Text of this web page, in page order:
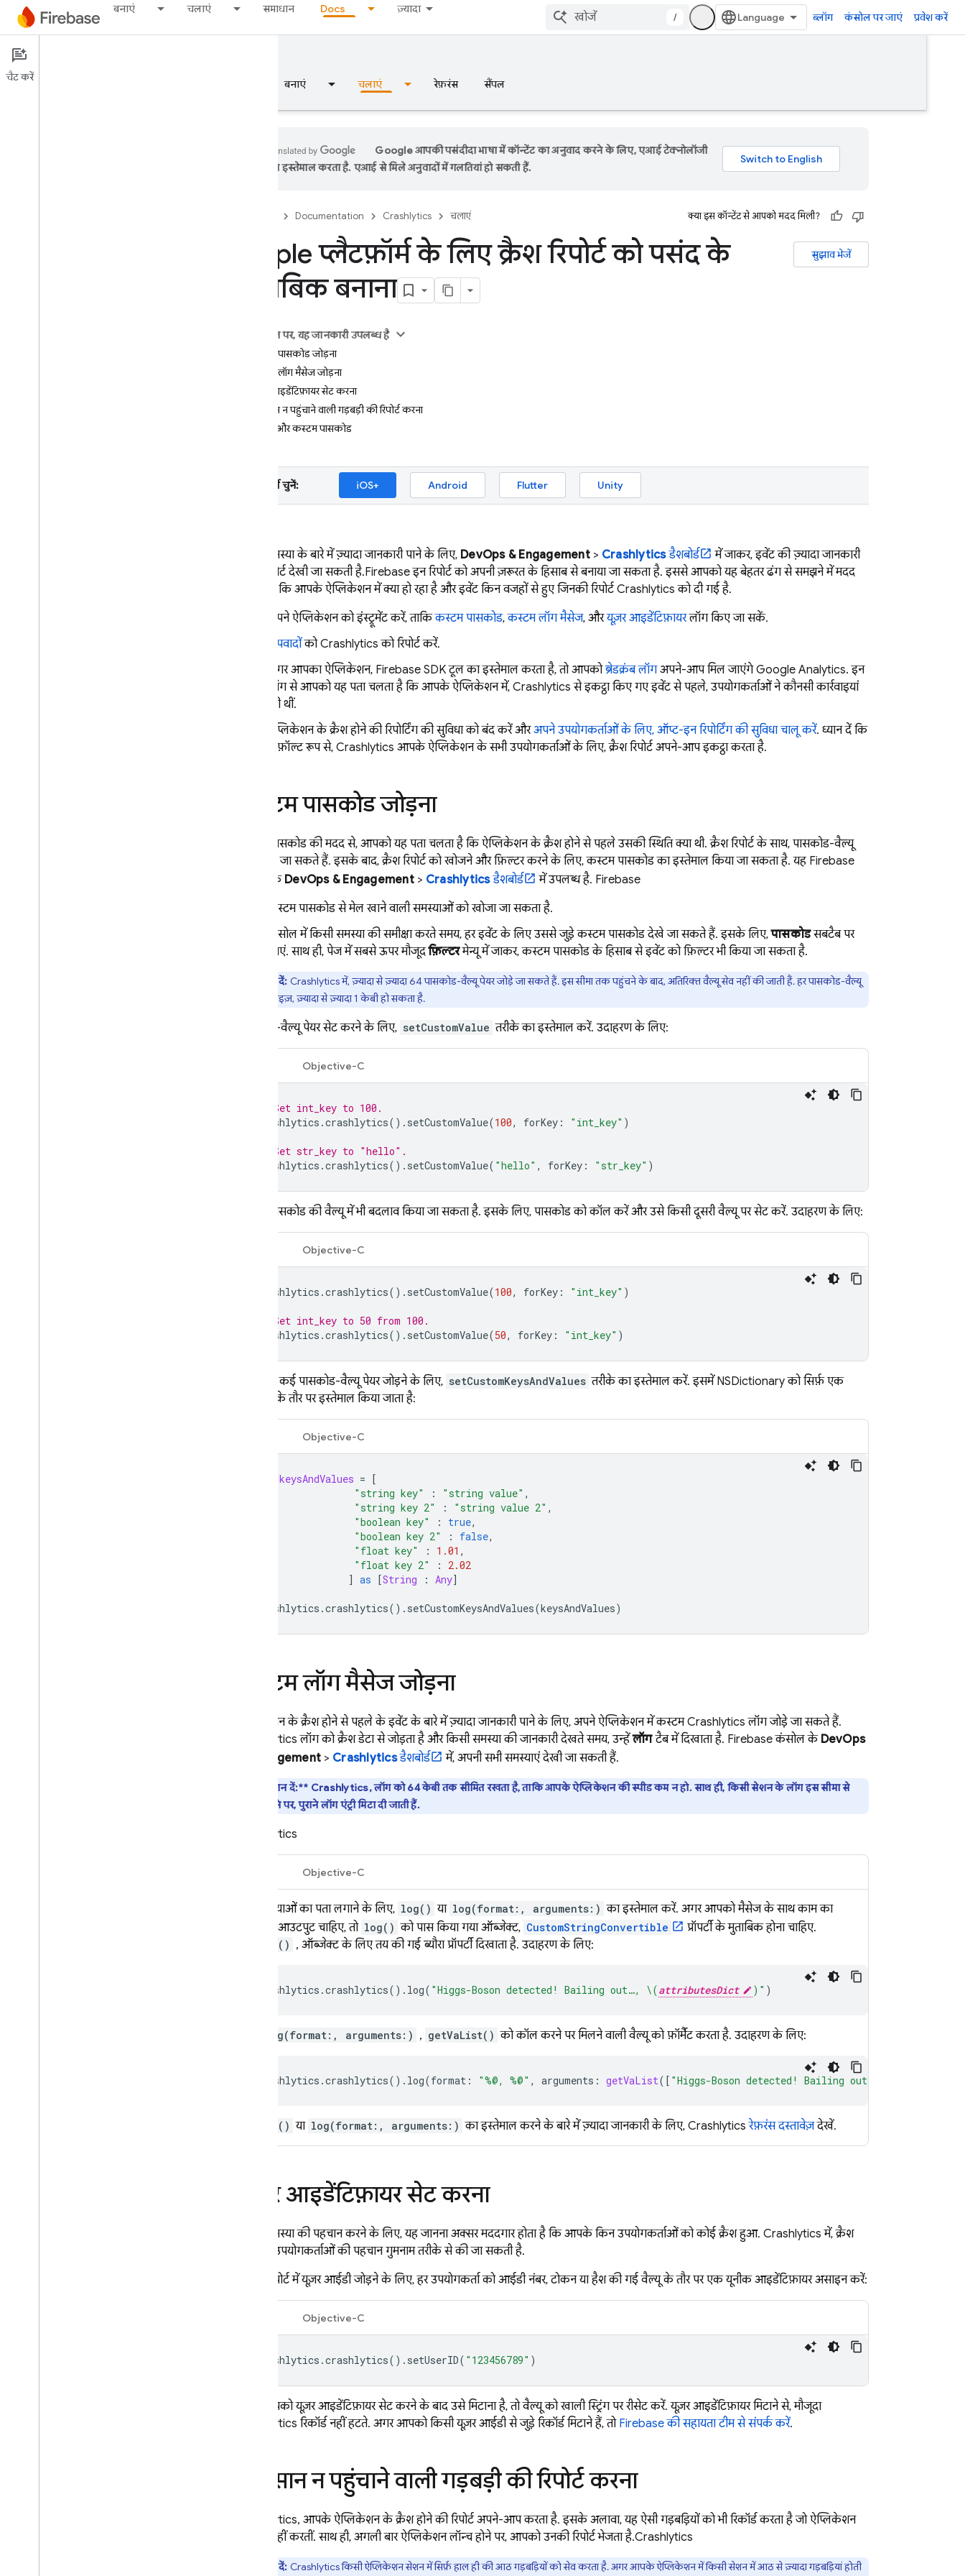
बनाएं चलाएं समाधान Docs ज़्यादा
/ ब्लॉग कंसोल पर जाएं प्रवेश करें
Documentation
खास जानकारी बनाएं चलाएं रेफ़रंस सैंपल
Google आपकी पसंदीदा भाषा में कॉन्टेंट का अनुवाद करने के लिए, एआई टेक्नोलॉजी
का इस्तेमाल करता है. एआई से मिले अनुवादों में गलतियां हो सकती हैं.
Documentation Crashlytics चलाएं क्या इस कॉन्टेंट से आपको मदद मिली?
सुझाव भेजें
Apple प्लैटफ़ॉर्म के लिए क्रैश रिपोर्ट को पसंद के
मुताबिक बनाना
इस पेज पर, यह जानकारी उपलब्ध है
कस्टम पासकोड जोड़ना
कस्टम लॉग मैसेज जोड़ना
यूज़र आइडेंटिफ़ायर सेट करना
नुकसान न पहुंचाने वाली गड़बड़ी की रिपोर्ट करना
लॉग और कस्टम पासकोड
प्लेटफ़ॉर्म चुनें: iOS+ Android Flutter Unity
किसी समस्या के बारे में ज़्यादा जानकारी पाने के लिए, DevOps & Engagement> Crashlyticsडैशबोर्ड
में जाकर, इवेंट की ज़्यादा जानकारी
वाली रिपोर्ट देखी जा सकती है.Firebaseइन रिपोर्ट को अपनी ज़रूरत के हिसाब से बनाया जा सकता है. इससे आपको यह बेहतर ढंग से समझने में मदद
मिलती है कि आपके ऐप्लिकेशन में क्या हो रहा है और इवेंट किन वजहों से हुए जिनकी रिपोर्टCrashlytics को दी गई है.
अपने ऐप्लिकेशन को इंस्ट्रूमेंट करें, ताकिकस्टम पासकोड,कस्टम लॉग मैसेज, औरयूज़र आइडेंटिफ़ायरलॉग किए जा सकें.
अपवादोंकोCrashlytics को रिपोर्ट करें.
अगर आपका ऐप्लिकेशन, Firebase SDK टूल का इस्तेमाल करता है, तो आपकोब्रेडक्रंब लॉगअपने-आप मिल जाएंगेGoogle Analytics. इन
लॉग से आपको यह पता चलता है कि आपके ऐप्लिकेशन में, Crashlytics से इकट्ठा किए गए इवेंट से पहले, उपयोगकर्ताओं ने कौनसी कार्रवाइयां
की थीं.
ऐप्लिकेशन के क्रैश होने की रिपोर्टिंग की सुविधा को बंद करें औरअपने उपयोगकर्ताओं के लिए, ऑप्ट-इन रिपोर्टिंग की सुविधा चालू करें. ध्यान दें कि
डिफ़ॉल्ट रूप से, Crashlytics आपके ऐप्लिकेशन के सभी उपयोगकर्ताओं के लिए, क्रैश रिपोर्ट अपने-आप इकट्ठा करता है.
कस्टम पासकोड जोड़ना
कस्टम पासकोड की मदद से, आपको यह पता चलता है कि ऐप्लिकेशन के क्रैश होने से पहले उसकी स्थिति क्या थी. क्रैश रिपोर्ट के साथ, पासकोड-वैल्यू
पेयर जोड़े जा सकते हैं. इसके बाद, क्रैश रिपोर्ट को खोजने और फ़िल्टर करने के लिए, कस्टम पासकोड का इस्तेमाल किया जा सकता है. यह Firebase
कंसोल के DevOps & Engagement> Crashlyticsडैशबोर्ड में उपलब्ध है. Firebase
कस्टम पासकोड से मेल खाने वाली समस्याओं को खोजा जा सकता है.
कंसोल में किसी समस्या की समीक्षा करते समय, हर इवेंट के लिए उससे जुड़े कस्टम पासकोड देखे जा सकते हैं. इसके लिए,पासकोडसबटैब पर
जाएं. साथ ही, पेज में सबसे ऊपर मौजूदफ़िल्टरमेन्यू में जाकर, कस्टम पासकोड के हिसाब से इवेंट को फ़िल्टर भी किया जा सकता है.
ध्यान दें: Crashlyticsमें, ज़्यादा से ज़्यादा 64 पासकोड-वैल्यू पेयर जोड़े जा सकते हैं. इस सीमा तक पहुंचने के बाद, अतिरिक्त वैल्यू सेव नहीं की जाती हैं. हर पासकोड-वैल्यू
पेयर का साइज़, ज़्यादा से ज़्यादा 1 केबी हो सकता है.
पासकोड-वैल्यू पेयर सेट करने के लिए, setCustomValue तरीके का इस्तेमाल करें. उदाहरण के लिए:
Objective-C
// Set int_key to 100.
Crashlytics .crashlytics(). setCustomValue(100, forKey : "int_key" )
// Set str_key to "hello".
Crashlytics .crashlytics(). setCustomValue( "hello" , forKey : "str_key" )
मौजूदा पासकोड की वैल्यू में भी बदलाव किया जा सकता है. इसके लिए, पासकोड को कॉल करें और उसे किसी दूसरी वैल्यू पर सेट करें. उदाहरण के लिए:
Objective-C
Crashlytics .crashlytics(). setCustomValue(100, forKey : "int_key" )
// Set int_key to 50 from 100.
Crashlytics .crashlytics(). setCustomValue(50, forKey : "int_key" )
एक साथ कई पासकोड-वैल्यू पेयर जोड़ने के लिए, setCustomKeysAndValues तरीके का इस्तेमाल करें. इसमें NSDictionary को सिर्फ़ एक
पैरामीटर के तौर पर इस्तेमाल किया जाता है:
Objective-C
keysAndValues = [
"string key"
: "string value" ,
"string key 2"
: "string value 2" ,
"boolean key"
: true,
"boolean key 2"
: false,
"float key"
: 1.01 ,
"float key 2"
:
2.02
] as [String : Any]
Crashlytics .crashlytics(). setCustomKeysAndValues(keysAndValues)
कस्टम लॉग मैसेज जोड़ना
ऐप्लिकेशन के क्रैश होने से पहले के इवेंट के बारे में ज़्यादा जानकारी पाने के लिए, अपने ऐप्लिकेशन में कस्टमCrashlytics लॉग जोड़े जा सकते हैं.
Crashlytics लॉग को क्रैश डेटा से जोड़ता है और किसी समस्या की जानकारी देखते समय, उन्हेंलॉगटैब में दिखाता है. Firebaseकंसोल के DevOps
& Engagement > Crashlyticsडैशबोर्ड में, अपनी सभी समस्याएं देखी जा सकती हैं.
**ध्यान दें:** Crashlytics, लॉग को 64 केबी तक सीमित रखता है, ताकि आपके ऐप्लिकेशन की स्पीड कम न हो. साथ ही, किसी सेशन के लॉग इस सीमा से
ज़्यादा होने पर, पुराने लॉग एंट्री मिटा दी जाती हैं.
Crashlytics
Objective-C
समस्याओं का पता लगाने के लिए, log() या log(format:, arguments:) का इस्तेमाल करें. अगर आपको मैसेज के साथ काम का
लॉग आउटपुट चाहिए, तो log() को पास किया गया ऑब्जेक्ट, CustomStringConvertible प्रॉपर्टी के मुताबिक होना चाहिए.
log() , ऑब्जेक्ट के लिए तय की गई ब्यौरा प्रॉपर्टी दिखाता है. उदाहरण के लिए:
Crashlytics .crashlytics(). log( "Higgs-Boson detected! Bailing out…, \(attributesDict ) " )
.log(format:, arguments:) , getVaList() को कॉल करने पर मिलने वाली वैल्यू को फ़ॉर्मैट करता है. उदाहरण के लिए:
Crashlytics .crashlytics(). log(format : "%@, %@" , arguments : getVaList([ "Higgs-Boson detected! Bailing out…"
log() या log(format:, arguments:) का इस्तेमाल करने के बारे में ज़्यादा जानकारी के लिए, Crashlytics रेफ़रंस दस्तावेज़देखें.
यूज़र आइडेंटिफ़ायर सेट करना
किसी समस्या की पहचान करने के लिए, यह जानना अक्सर मददगार होता है कि आपके किन उपयोगकर्ताओं को कोई क्रैश हुआ. Crashlytics में, क्रैश
रिपोर्ट में उपयोगकर्ताओं की पहचान गुमनाम तरीके से की जा सकती है.
अपनी रिपोर्ट में यूज़र आईडी जोड़ने के लिए, हर उपयोगकर्ता को आईडी नंबर, टोकन या हैश की गई वैल्यू के तौर पर एक यूनीक आइडेंटिफ़ायर असाइन करें:
Objective-C
Crashlytics .crashlytics(). setUserID( "123456789" )
अगर आपको यूज़र आइडेंटिफ़ायर सेट करने के बाद उसे मिटाना है, तो वैल्यू को खाली स्ट्रिंग पर रीसेट करें. यूज़र आइडेंटिफ़ायर मिटाने से, मौजूदा
Crashlytics रिकॉर्ड नहीं हटते. अगर आपको किसी यूज़र आईडी से जुड़े रिकॉर्ड मिटाने हैं, तो Firebase की सहायता टीम से संपर्क करें.
नुकसान न पहुंचाने वाली गड़बड़ी की रिपोर्ट करना
Crashlytics, आपके ऐप्लिकेशन के क्रैश होने की रिपोर्ट अपने-आप करता है. इसके अलावा, यह ऐसी गड़बड़ियों को भी रिकॉर्ड करता है जो ऐप्लिकेशन
को बंद नहीं करतीं. साथ ही, अगली बार ऐप्लिकेशन लॉन्च होने पर, आपको उनकी रिपोर्ट भेजता है.Crashlytics
ध्यान दें: Crashlyticsकिसी ऐप्लिकेशन सेशन में सिर्फ़ हाल ही की आठ गड़बड़ियों को सेव करता है. अगर आपके ऐप्लिकेशन में किसी सेशन में आठ से ज़्यादा गड़बड़ियां होती
चैट करें